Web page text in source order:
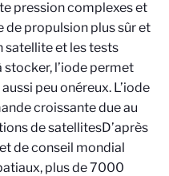
pression complexes et
de propulsion plus sûr et
satellite et les tests
stocker, l’iode permet
peu onéreux. L’iode
croissante due au
de satellitesD’après
de conseil mondial
plus de 7000